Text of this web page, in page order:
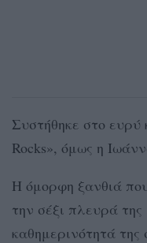
Συστήθηκε στο ευρύ
Rocks», όμως η
Η όμορφη ξανθιά
την σέξι πλευρά
καθημερινότητά της